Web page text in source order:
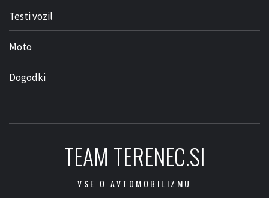
Testi vozil
Moto
Dogodki
TEAM TERENEC.SI
VSE O AVTOMOBILIZMU